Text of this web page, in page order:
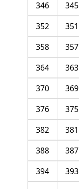
345
346
351
352
357
358
363
364
369
370
375
376
381
382
387
388
393
394